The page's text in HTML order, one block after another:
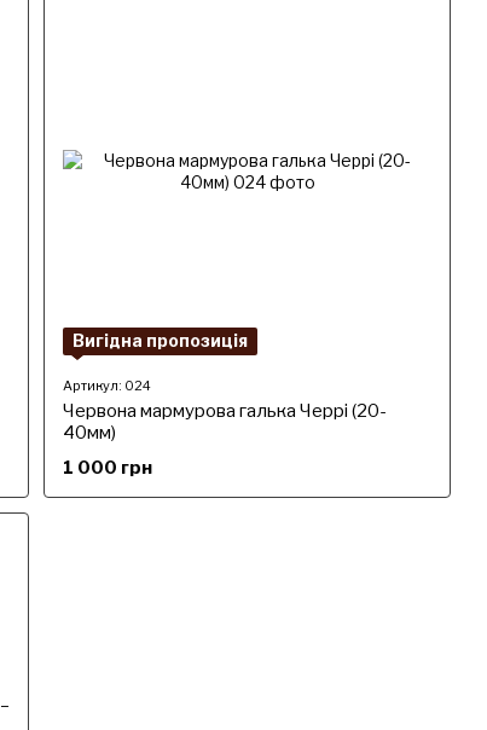
Вигідна пропозиція
Артикул: 024
Червона мармурова галька Черрі (20-
40мм)
1 000 грн